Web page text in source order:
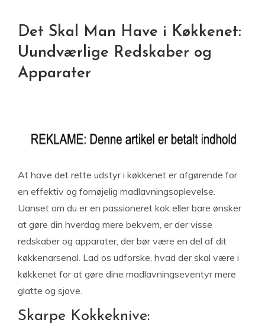
Det Skal Man Have i Køkkenet:
Uundværlige Redskaber og
Apparater
At have det rette udstyr i køkkenet er afgørende for
en effektiv og fornøjelig madlavningsoplevelse.
Uanset om du er en passioneret kok eller bare ønsker
at gøre din hverdag mere bekvem, er der visse
redskaber og apparater, der bør være en del af dit
køkkenarsenal. Lad os udforske, hvad der skal være i
køkkenet for at gøre dine madlavningseventyr mere
glatte og sjove.
Skarpe Kokkeknive: